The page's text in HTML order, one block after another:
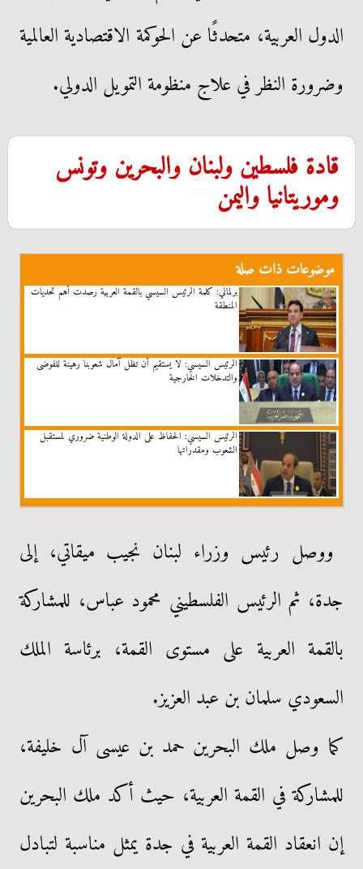
الدول العربية، متحدثًا عن الحوكمة الاقتصادية العالمية
وضرورة النظر في علاج منظومة التمويل الدولي.
قادةفلسطينولبنان والبحرين وتونس
وموريتانيا واليمن
موضوعات ذات صلة
برلماني: كلمة الرئيس السيسي بالقمة العربية رصدت أهم تحديات
المنطقة
الرئيس السيسي: لا يستقيم أن تظل آمال شعوبنا رهينة للفوضى
والتدخلات الخارجية
الرئيس السيسي: الحفاظ على الدولة الوطنية ضروري لمستقبل
الشعوب ومقدراتها
ووصل رئيس وزراء لبنان نجيب ميقاتي، إلى
جدة، ثم الرئيس الفلسطيني محمود عباس، للمشاركة
بالقمة العربية على مستوى القمة، برئاسة الملك
السعودي سلمان بن عبد العزيز.
كما وصل ملك البحرين حمد بن عيسى آل خليفة،
للمشاركة في القمة العربية، حيث أكد ملك البحرين
إن انعقاد القمة العربية في جدة يمثل مناسبة لتبادل